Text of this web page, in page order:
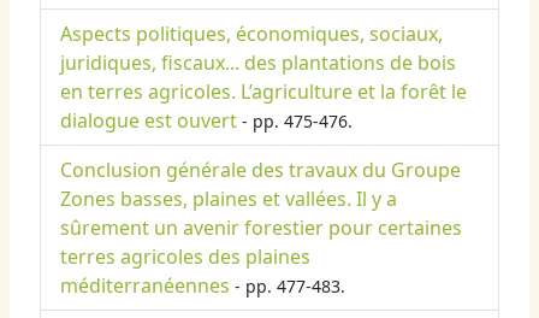
Aspects politiques, économiques, sociaux,
juridiques, fiscaux... des plantations de bois
en terres agricoles. L’agriculture et la forêt le
dialogue est ouvert - pp. 475-476.
Conclusion générale des travaux du Groupe
Zones basses, plaines et vallées. Il y a
sûrement un avenir forestier pour certaines
terres agricoles des plaines
méditerranéennes - pp. 477-483.